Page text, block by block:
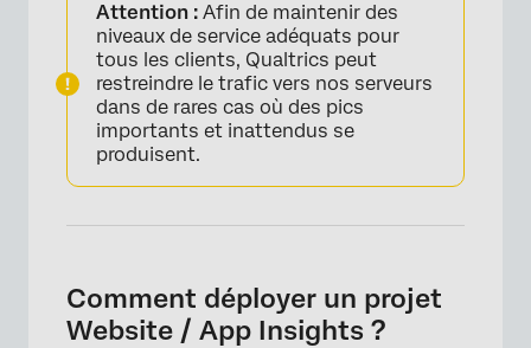
Attention : Afin de maintenir des
niveaux de service adéquats pour
tous les clients, Qualtrics peut
restreindre le trafic vers nos serveurs
dans de rares cas où des pics
importants et inattendus se
produisent.
Comment déployer un projet
Website / App Insights ?